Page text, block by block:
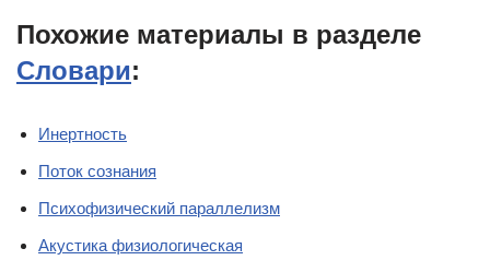
Похожие материалы в разделе
Словари:
Инертность
Поток сознания
Психофизический параллелизм
Акустика физиологическая